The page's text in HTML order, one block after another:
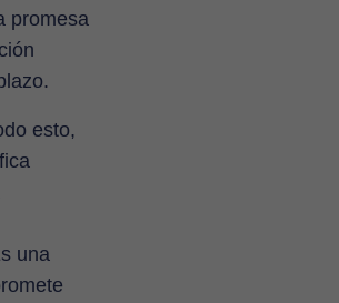
promesa
esto,
una